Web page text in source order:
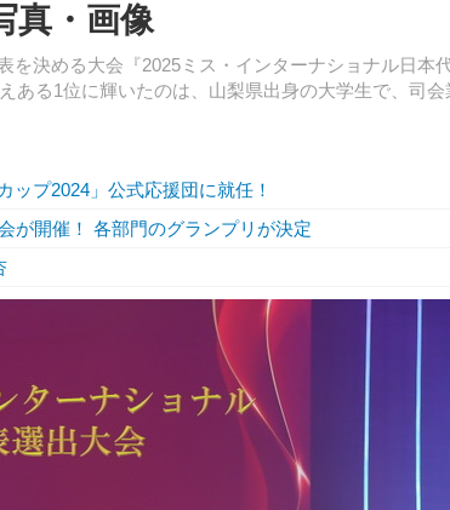
真・画像
決める大会『2025ミス・インターナショナル日本
ある1位に輝いたのは、山梨県出身の大学生で、司会
ップ2024」公式応援団に就任！
が開催！ 各部門のグランプリが決定